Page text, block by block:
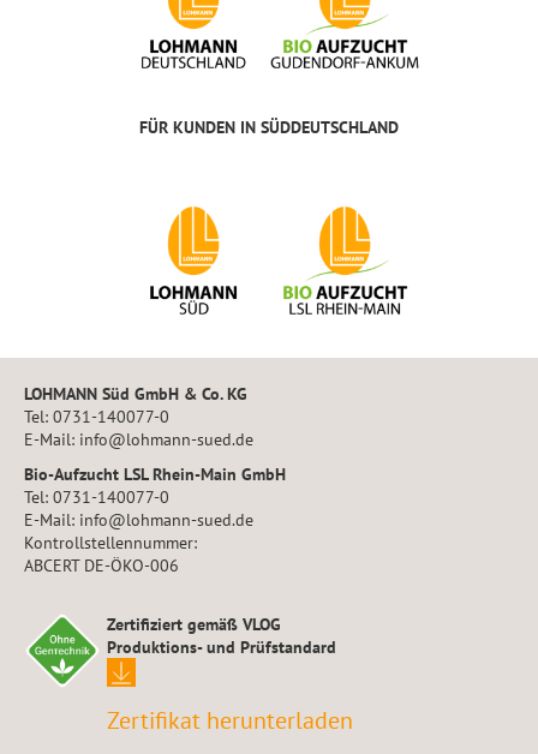
FÜR KUNDEN IN SÜDDEUTSCHLAND
LOHMANN Süd GmbH & Co. KG
Tel: 0731-140077-0
E-Mail: info@lohmann-sued.de
Bio-Aufzucht LSL Rhein-Main GmbH
Tel: 0731-140077-0
E-Mail: info@lohmann-sued.de
Kontrollstellennummer:
ABCERT DE-ÖKO-006
Zertifiziert gemäß VLOG
Produktions- und Prüfstandard
Zertifikat herunterladen